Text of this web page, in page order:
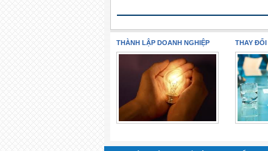
THÀNH LẬP DOANH NGHIỆP THAY